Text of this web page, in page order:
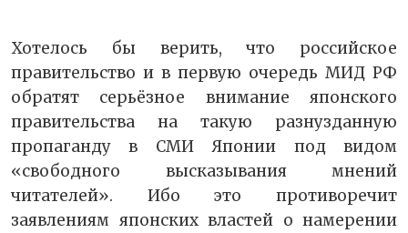
Хотелось бы верить, что российское
правительство и в первую очередь МИД РФ
обратят серьёзное внимание японского
правительства на такую разнузданную
пропаганду в СМИ Японии под видом
«свободного высказывания мнений
читателей». Ибо это противоречит
заявлениям японских властей о намерении